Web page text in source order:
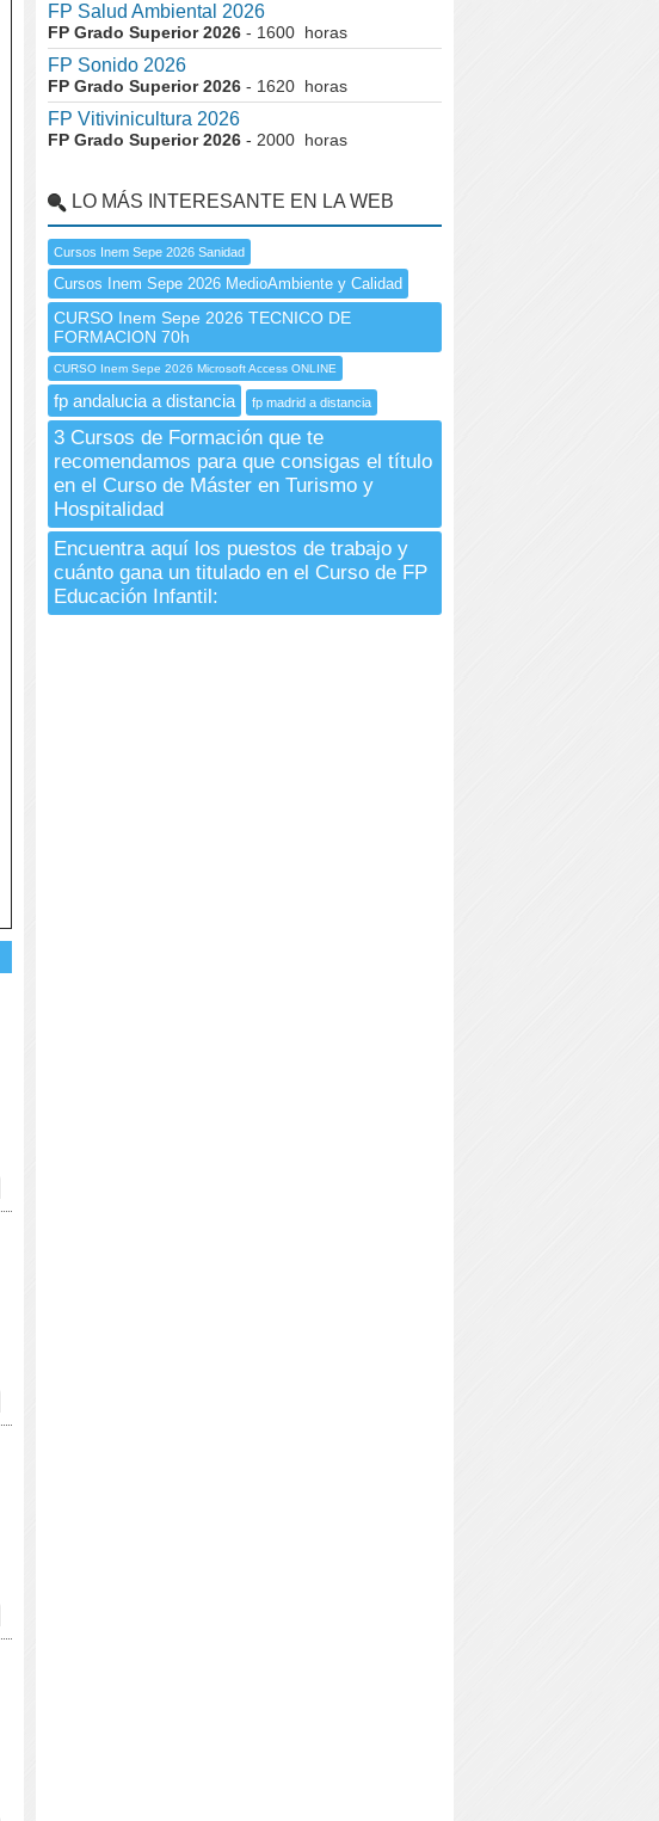
FP Salud Ambiental 2026
FP Grado Superior 2026 - 1600 horas
FP Sonido 2026
FP Grado Superior 2026 - 1620 horas
FP Vitivinicultura 2026
FP Grado Superior 2026 - 2000 horas
LO MÁS INTERESANTE EN LA WEB
Cursos Inem Sepe 2026 Sanidad
Cursos Inem Sepe 2026 MedioAmbiente y Calidad
CURSO Inem Sepe 2026 TECNICO DE
FORMACION 70h
CURSO Inem Sepe 2026 Microsoft Access ONLINE
fp andalucia a distancia fp madrid a distancia
3 Cursos de Formación que te
recomendamos para que consigas el título
en el Curso de Máster en Turismo y
Hospitalidad
Encuentra aquí los puestos de trabajo y
cuánto gana un titulado en el Curso de FP
Educación Infantil: